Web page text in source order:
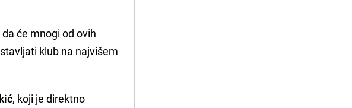
će mnogi od ovih
klub na najvišem
, koji je direktno